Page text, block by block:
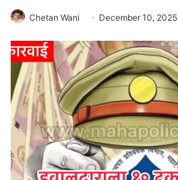
Chetan Wani December 10, 2025